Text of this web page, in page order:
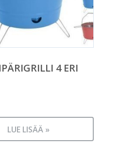
4 ERI
LUE LISÄÄ »